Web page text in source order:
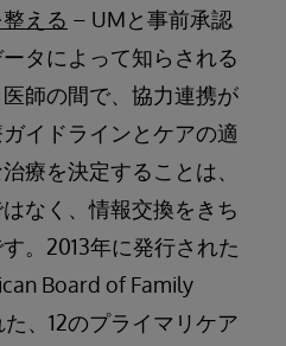
える – UMと事前承認
タによって知らされる
師の間で、協力連携が
イドラインとケアの適
療を決定することは、
なく、情報交換をきち
。2013年に発行された
Board of Family
、12のプライマリケア